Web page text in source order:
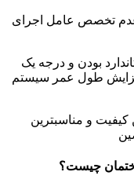
عدم تخصص عامل اجرای
بودن و درجه یک
طول عمر سیستم
و مناسبترین
چیست؟